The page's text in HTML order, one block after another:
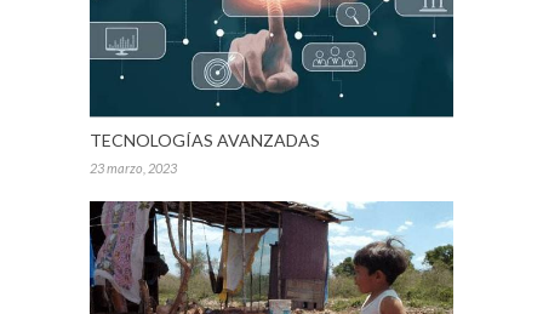
TECNOLOGÍAS AVANZADAS
23 marzo, 2023